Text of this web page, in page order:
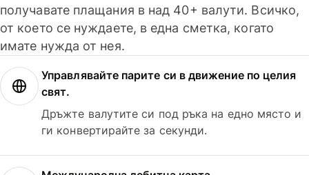
получавате плащания в над 40+ валути. Всичко,
от което се нуждаете, в една сметка, когато
имате нужда от нея.
Управлявайте парите си в движение по целия
свят.
Дръжте валутите си под ръка на едно място и
ги конвертирайте за секунди.